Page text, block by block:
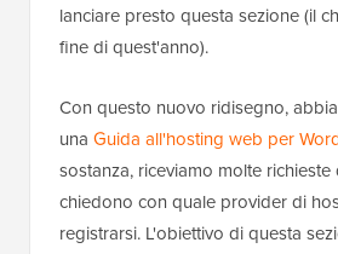
lanciare presto questa sezione (il
fine di quest'anno).
Con questo nuovo ridisegno,
una Guida all'hosting web per
sostanza, riceviamo molte
chiedono con quale provider di
registrarsi. L'obiettivo di questa